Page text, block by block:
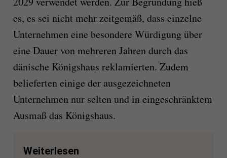
es, es sei nicht mehr zeitgemäß, dass einzelne
Unternehmen eine besondere Würdigung über
eine Dauer von mehreren Jahren durch das
dänische Königshaus reklamierten. Zudem
belieferten einige der ausgezeichneten
Unternehmen nur selten und in eingeschränktem
Ausmaß das Königshaus.
Weiterlesen